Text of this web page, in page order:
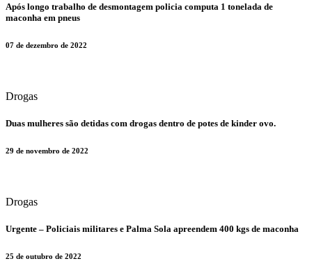
​Após longo trabalho de desmontagem policia computa 1 tonelada de
maconha em pneus
07 de dezembro de 2022
Drogas
​Duas mulheres são detidas com drogas dentro de potes de kinder ovo.
29 de novembro de 2022
Drogas
​Urgente – Policiais militares e Palma Sola apreendem 400 kgs de maconha
25 de outubro de 2022